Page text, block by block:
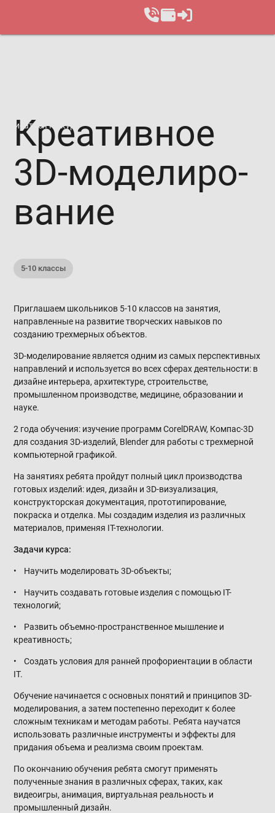
Записаться на курс
Кре­а­тив­ное
3D-мо­де­ли­ро­
ва­ние
5-10 классы
Приглашаем школьников 5-10 классов на занятия,
направленные на развитие творческих навыков по
созданию трехмерных объектов.
3D-моделирование является одним из самых перспективных
направлений и используется во всех сферах деятельности: в
дизайне интерьера, архитектуре, строительстве,
промышленном производстве, медицине, образовании и
науке.
2 года обучения: изучение программ CorelDRAW, Компас-3D
для создания 3D-изделий, Blender для работы с трехмерной
компьютерной графикой.
На занятиях ребята пройдут полный цикл производства
готовых изделий: идея, дизайн и 3D-визуализация,
конструкторская документация, прототипирование,
покраска и отделка. Мы создадим изделия из различных
материалов, применяя IT-технологии.
Задачи курса:
• Научить моделировать 3D-объекты;
• Научить создавать готовые изделия с помощью IT-
технологий;
• Развить объемно-пространственное мышление и
креативность;
• Создать условия для ранней профориентации в области
IT.
Обучение начинается с основных понятий и принципов 3D-
моделирования, а затем постепенно переходит к более
сложным техникам и методам работы. Ребята научатся
использовать различные инструменты и эффекты для
придания объема и реализма своим проектам.
По окончанию обучения ребята смогут применять
полученные знания в различных сферах, таких, как
видеоигры, анимация, виртуальная реальность и
промышленный дизайн.